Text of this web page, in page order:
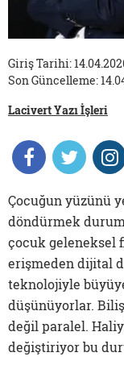
Giriş Tarihi:
Son Güncelleme:
Lacivert Yazı İşleri
Çocuğun yüzünü
döndürmek
çocuk geleneksel
erişmeden dijital
teknolojiyle
düşünüyorlar.
değil paralel.
değiştiriyor bu